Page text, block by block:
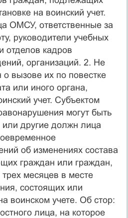
на воинский учет.
ОМСУ, ответственные за
руководители учебных
отделов кадров
организаций. 2. Не
вызове их по повестке
или иного органа,
учет. Субъектом
могут быть
или другие должн лица
об изменениях состава
граждан или граждан,
месяцев в месте
состоящих или
воинском учете. Об стор:
лица, на которое